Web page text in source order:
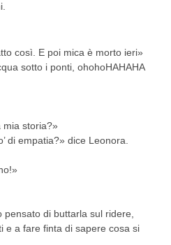
così. E poi mica è morto ieri»
sotto i ponti, ohohoHAHAHA
mia storia?»
di empatia?» dice Leonora.
di buttarla sul ridere,
e a fare finta di sapere cosa si